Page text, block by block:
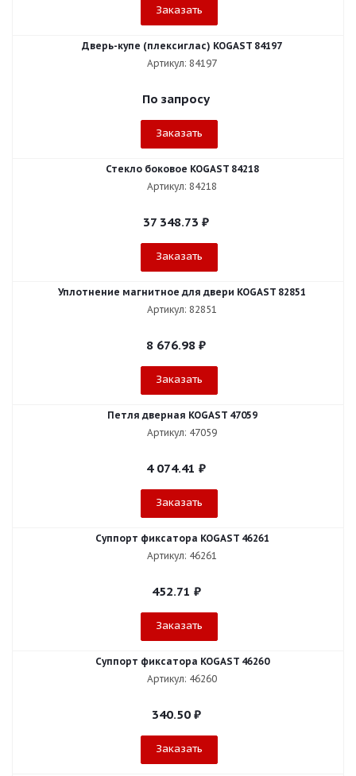
Заказать
Дверь-купе (плексиглас) KOGAST 84197
Артикул: 84197
По запросу
Заказать
Стекло боковое KOGAST 84218
Артикул: 84218
37 348.73 ₽
Заказать
Уплотнение магнитное для двери KOGAST 82851
Артикул: 82851
8 676.98 ₽
Заказать
Петля дверная KOGAST 47059
Артикул: 47059
4 074.41 ₽
Заказать
Суппорт фиксатора KOGAST 46261
Артикул: 46261
452.71 ₽
Заказать
Суппорт фиксатора KOGAST 46260
Артикул: 46260
340.50₽
Заказать